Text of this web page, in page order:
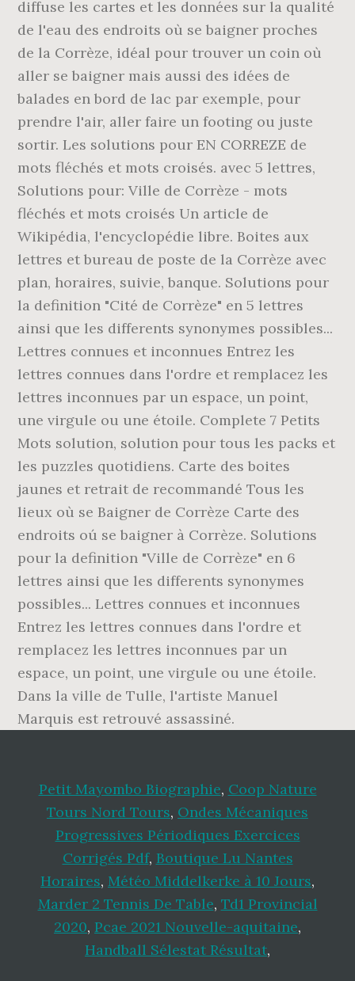
diffuse les cartes et les données sur la qualité
de l'eau des endroits où se baigner proches
de la Corrèze, idéal pour trouver un coin où
aller se baigner mais aussi des idées de
balades en bord de lac par exemple, pour
prendre l'air, aller faire un footing ou juste
sortir. Les solutions pour EN CORREZE de
mots fléchés et mots croisés. avec 5 lettres,
Solutions pour: Ville de Corrèze - mots
fléchés et mots croisés Un article de
Wikipédia, l'encyclopédie libre. Boites aux
lettres et bureau de poste de la Corrèze avec
plan, horaires, suivie, banque. Solutions pour
la definition "Cité de Corrèze" en 5 lettres
ainsi que les differents synonymes possibles...
Lettres connues et inconnues Entrez les
lettres connues dans l'ordre et remplacez les
lettres inconnues par un espace, un point,
une virgule ou une étoile. Complete 7 Petits
Mots solution, solution pour tous les packs et
les puzzles quotidiens. Carte des boites
jaunes et retrait de recommandé Tous les
lieux où se Baigner de Corrèze Carte des
endroits oú se baigner à Corrèze. Solutions
pour la definition "Ville de Corrèze" en 6
lettres ainsi que les differents synonymes
possibles... Lettres connues et inconnues
Entrez les lettres connues dans l'ordre et
remplacez les lettres inconnues par un
espace, un point, une virgule ou une étoile.
Dans la ville de Tulle, l'artiste Manuel
Marquis est retrouvé assassiné.
Petit Mayombo Biographie, Coop Nature
Tours Nord Tours, Ondes Mécaniques
Progressives Périodiques Exercices
Corrigés Pdf, Boutique Lu Nantes
Horaires, Météo Middelkerke à 10 Jours,
Marder 2 Tennis De Table, Td1 Provincial
2020, Pcae 2021 Nouvelle-aquitaine,
Handball Sélestat Résultat,